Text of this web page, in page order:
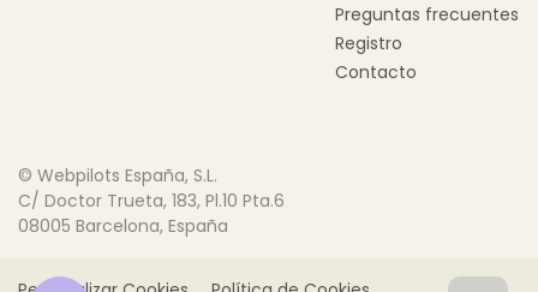
Preguntas frecuentes
Registro
Contacto
© Webpilots España, S.L.
C/ Doctor Trueta, 183, Pl.10 Pta.6
08005 Barcelona, España